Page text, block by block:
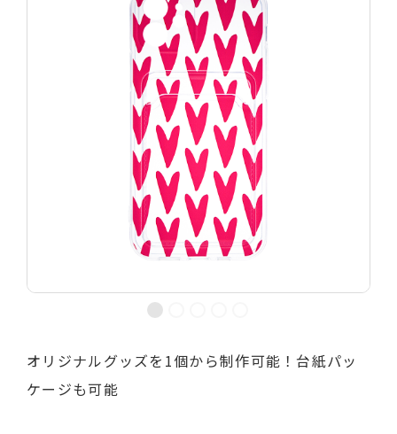
オリジナルグッズを1個から制作可能！台紙パッ
ケージも可能